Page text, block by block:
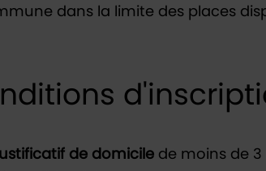
dans la limite des places
de domicile de moins de 3